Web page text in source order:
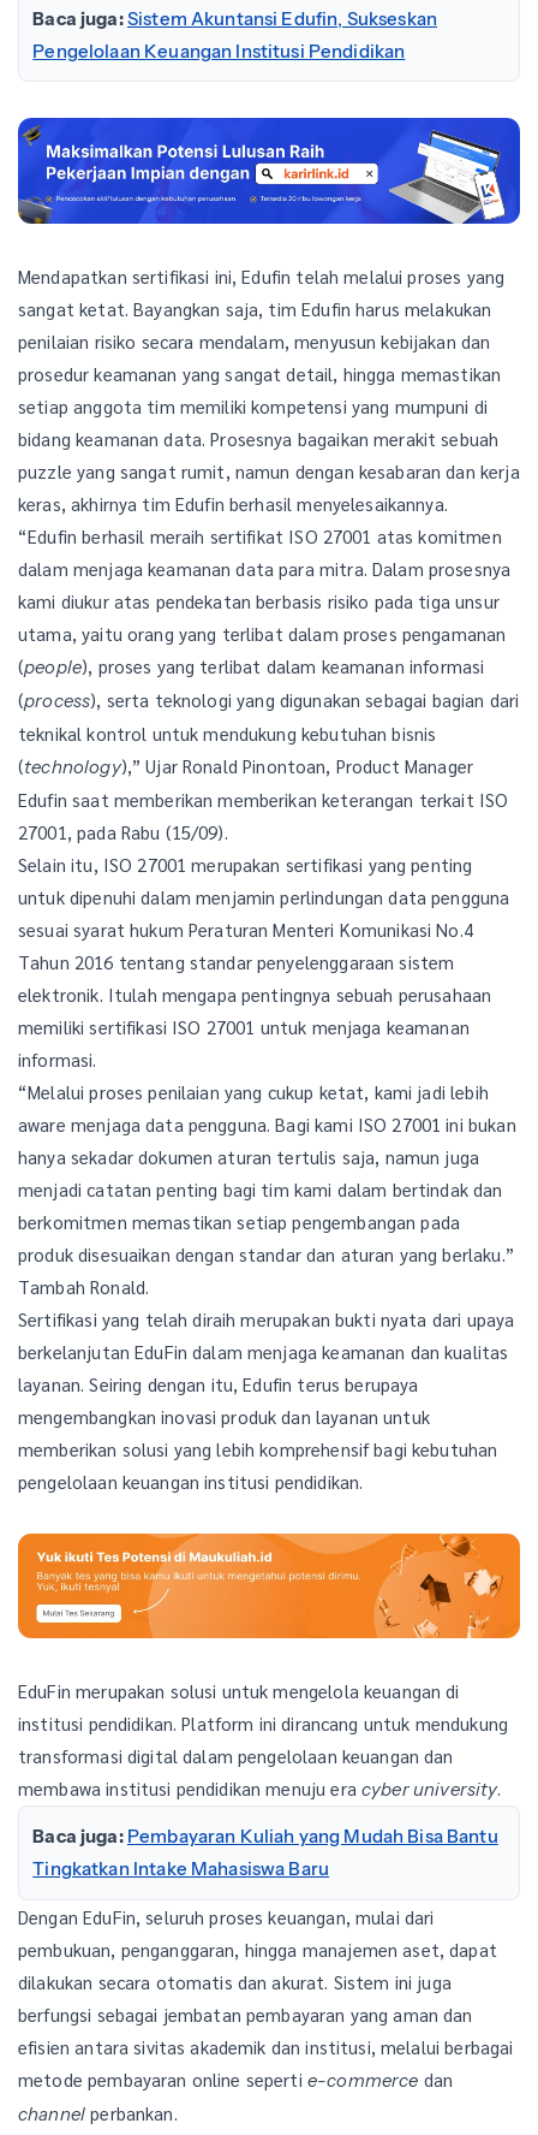
Baca juga:Sistem Akuntansi Edufin, Sukseskan
Pengelolaan Keuangan Institusi Pendidikan
Mendapatkan sertifikasi ini, Edufin telah melalui proses yang
sangat ketat. Bayangkan saja, tim Edufin harus melakukan
penilaian risiko secara mendalam, menyusun kebijakan dan
prosedur keamanan yang sangat detail, hingga memastikan
setiap anggota tim memiliki kompetensi yang mumpuni di
bidang keamanan data. Prosesnya bagaikan merakit sebuah
puzzle yang sangat rumit, namun dengan kesabaran dan kerja
keras, akhirnya tim Edufin berhasil menyelesaikannya.
“Edufin berhasil meraih sertifikat ISO 27001 atas komitmen
dalam menjaga keamanan data para mitra. Dalam prosesnya
kami diukur atas pendekatan berbasis risiko pada tiga unsur
utama, yaitu orang yang terlibat dalam proses pengamanan
(people), proses yang terlibat dalam keamanan informasi
(process), serta teknologi yang digunakan sebagai bagian dari
teknikal kontrol untuk mendukung kebutuhan bisnis
(technology),” Ujar Ronald Pinontoan, Product Manager
Edufin saat memberikan memberikan keterangan terkait ISO
27001, pada Rabu (15/09).
Selain itu, ISO 27001 merupakan sertifikasi yang penting
untuk dipenuhi dalam menjamin perlindungan data pengguna
sesuai syarat hukum Peraturan Menteri Komunikasi No.4
Tahun 2016 tentang standar penyelenggaraan sistem
elektronik. Itulah mengapa pentingnya sebuah perusahaan
memiliki sertifikasi ISO 27001 untuk menjaga keamanan
informasi.
“Melalui proses penilaian yang cukup ketat, kami jadi lebih
aware menjaga data pengguna. Bagi kami ISO 27001 ini bukan
hanya sekadar dokumen aturan tertulis saja, namun juga
menjadi catatan penting bagi tim kami dalam bertindak dan
berkomitmen memastikan setiap pengembangan pada
produk disesuaikan dengan standar dan aturan yang berlaku.”
Tambah Ronald.
Sertifikasi yang telah diraih merupakan bukti nyata dari upaya
berkelanjutan EduFin dalam menjaga keamanan dan kualitas
layanan. Seiring dengan itu, Edufin terus berupaya
mengembangkan inovasi produk dan layanan untuk
memberikan solusi yang lebih komprehensif bagi kebutuhan
pengelolaan keuangan institusi pendidikan.
EduFin merupakan solusi untuk mengelola keuangan di
institusi pendidikan. Platform ini dirancang untuk mendukung
transformasi digital dalam pengelolaan keuangan dan
membawa institusi pendidikan menuju era cyber university.
Baca juga: Pembayaran Kuliah yang Mudah Bisa Bantu
Tingkatkan Intake Mahasiswa Baru
Dengan EduFin, seluruh proses keuangan, mulai dari
pembukuan, penganggaran, hingga manajemen aset, dapat
dilakukan secara otomatis dan akurat. Sistem ini juga
berfungsi sebagai jembatan pembayaran yang aman dan
efisien antara sivitas akademik dan institusi, melalui berbagai
metode pembayaran online seperti e-commerce dan
channel perbankan.